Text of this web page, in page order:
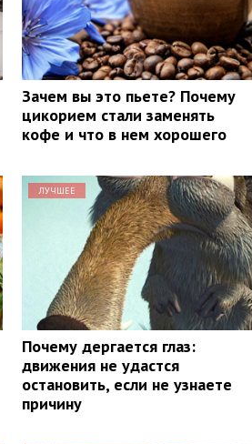
Зачем вы это пьете? Почему
цикорием стали заменять
кофе и что в нем хорошего
ЛУЧШЕЕ
Почему дергается глаз:
движения не удастся
остановить, если не узнаете
причину